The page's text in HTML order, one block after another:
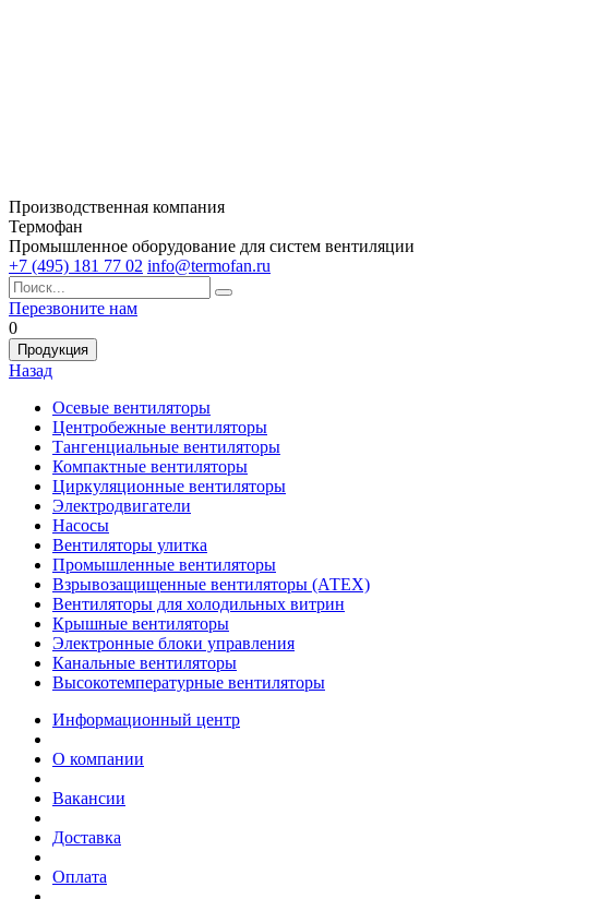
Производственная компания
Термофан
Промышленное оборудование для систем вентиляции
+7 (495) 181 77 02 info@termofan.ru
Перезвоните нам
0
Продукция
Назад
Осевые вентиляторы
Центробежные вентиляторы
Тангенциальные вентиляторы
Компактные вентиляторы
Циркуляционные вентиляторы
Электродвигатели
Насосы
Вентиляторы улитка
Промышленные вентиляторы
Взрывозащищенные вентиляторы (АТЕХ)
Вентиляторы для холодильных витрин
Крышные вентиляторы
Электронные блоки управления
Канальные вентиляторы
Высокотемпературные вентиляторы
Информационный центр
О компании
Вакансии
Доставка
Оплата